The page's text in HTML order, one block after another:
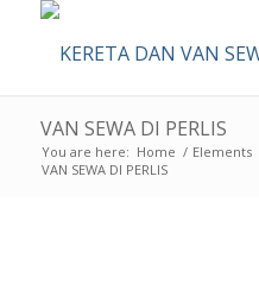
VAN SEWA DI PERLIS
You are here: Home / Elements
VAN SEWA DI PERLIS